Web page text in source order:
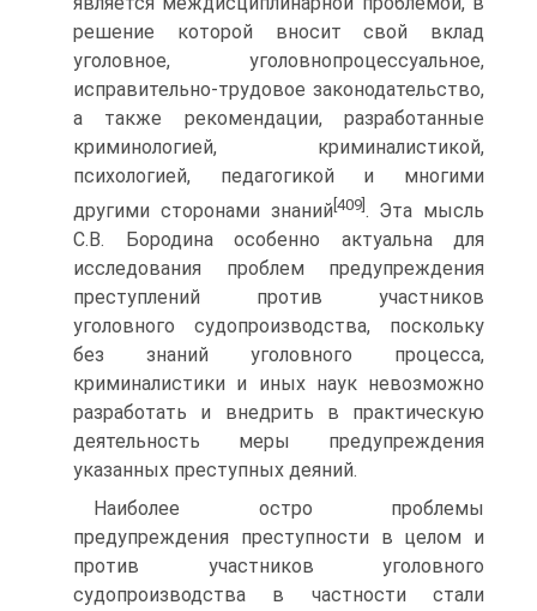
решение которой вносит свой вклад
уголовное, уголовнопроцессуальное,
исправительно-трудовое законодательство,
а также рекомендации, разработанные
криминологией, криминалистикой,
психологией, педагогикой и многими
другими сторонами знаний [409]. Эта мысль
С.В. Бородина особенно актуальна для
исследования проблем предупреждения
преступлений против участников
уголовного судопроизводства, поскольку
без знаний уголовного процесса,
криминалистики и иных наук невозможно
разработать и внедрить в практическую
деятельность меры предупреждения
указанных преступных деяний.
Наиболее остро проблемы
предупреждения преступности в целом и
против участников уголовного
судопроизводства в частности стали